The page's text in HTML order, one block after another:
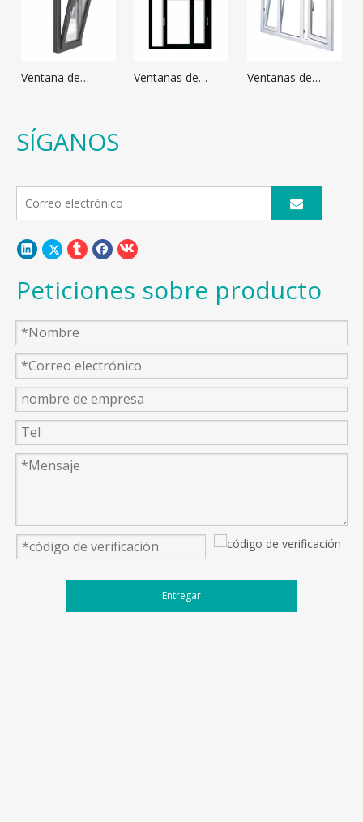
Anterior:
Puertas de persiana rodante
Ventana de
con tamaño a
medida
Ventanas de
Ventanas de
SÍGANOS
Peticiones sobre producto
Entregar